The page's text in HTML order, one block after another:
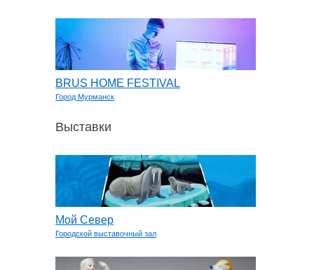
BRUS HOME FESTIVAL
Город Мурманск
Выставки
Мой Север
Городской выставочный зал